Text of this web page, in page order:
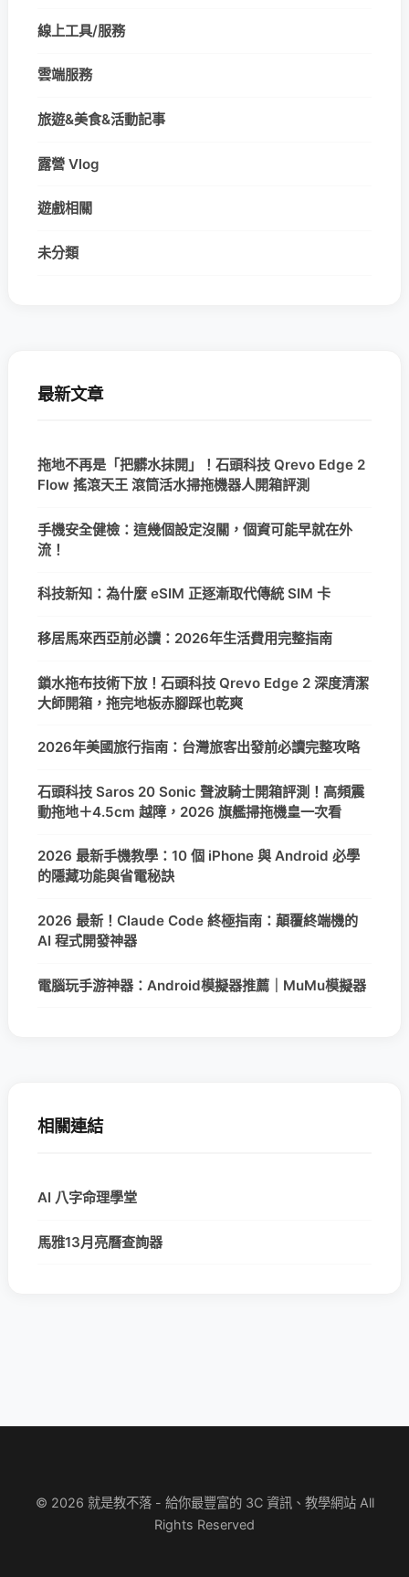
線上工具/服務
雲端服務
旅遊&美食&活動記事
露營 Vlog
遊戲相關
未分類
最新文章
拖地不再是「把髒水抹開」！石頭科技 Qrevo Edge 2
Flow 搖滾天王 滾筒活水掃拖機器人開箱評測
手機安全健檢：這幾個設定沒關，個資可能早就在外
流！
科技新知：為什麼 eSIM 正逐漸取代傳統 SIM 卡
移居馬來西亞前必讀：2026年生活費用完整指南
鎖水拖布技術下放！石頭科技 Qrevo Edge 2 深度清潔
大師開箱，拖完地板赤腳踩也乾爽
2026年美國旅行指南：台灣旅客出發前必讀完整攻略
石頭科技 Saros 20 Sonic 聲波騎士開箱評測！高頻震
動拖地＋4.5cm 越障，2026 旗艦掃拖機皇一次看
2026 最新手機教學：10 個 iPhone 與 Android 必學
的隱藏功能與省電秘訣
2026 最新！Claude Code 終極指南：顛覆終端機的
AI 程式開發神器
電腦玩手游神器：Android模擬器推薦｜MuMu模擬器
相關連結
AI 八字命理學堂
馬雅13月亮曆查詢器
© 2026 就是教不落 - 給你最豐富的 3C 資訊、教學網站 All
Rights Reserved